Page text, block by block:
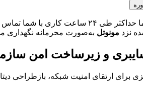
با شما تماس خواهند گرفت.
نزد مونوتل به‌صورت محرمانه نگهداری
و زیرساخت امن
برای ارتقای امنیت شبکه، بازطراحی